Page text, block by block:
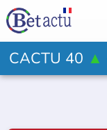
CACTU 40 ▲